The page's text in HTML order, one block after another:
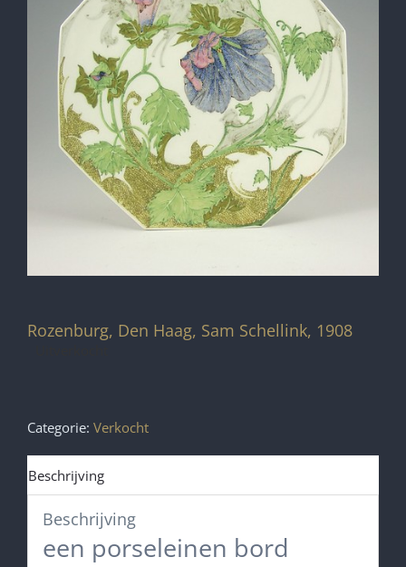
Rozenburg, Den Haag, Sam Schellink, 1908
Categorie: Verkocht
Beschrijving
Beschrijving
een porseleinen bord